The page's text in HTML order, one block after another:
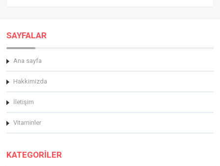
SAYFALAR
Ana sayfa
Hakkimizda
İletişim
Vitaminler
KATEGORİLER